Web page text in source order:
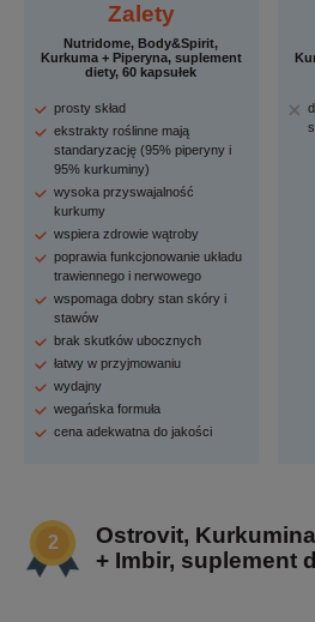
Zalety
Nutridome, Body&Spirit,
Kurkuma + Piperyna, suplement
diety, 60 kapsułek
prosty skład
ekstrakty roślinne mają
standaryzację (95% piperyny i
95% kurkuminy)
wysoka przyswajalność
kurkumy
wspiera zdrowie wątroby
poprawia funkcjonowanie układu
trawiennego i nerwowego
wspomaga dobry stan skóry i
stawów
brak skutków ubocznych
łatwy w przyjmowaniu
wydajny
wegańska formuła
cena adekwatna do jakości
Ostrovit,
+ Imbir, suplement